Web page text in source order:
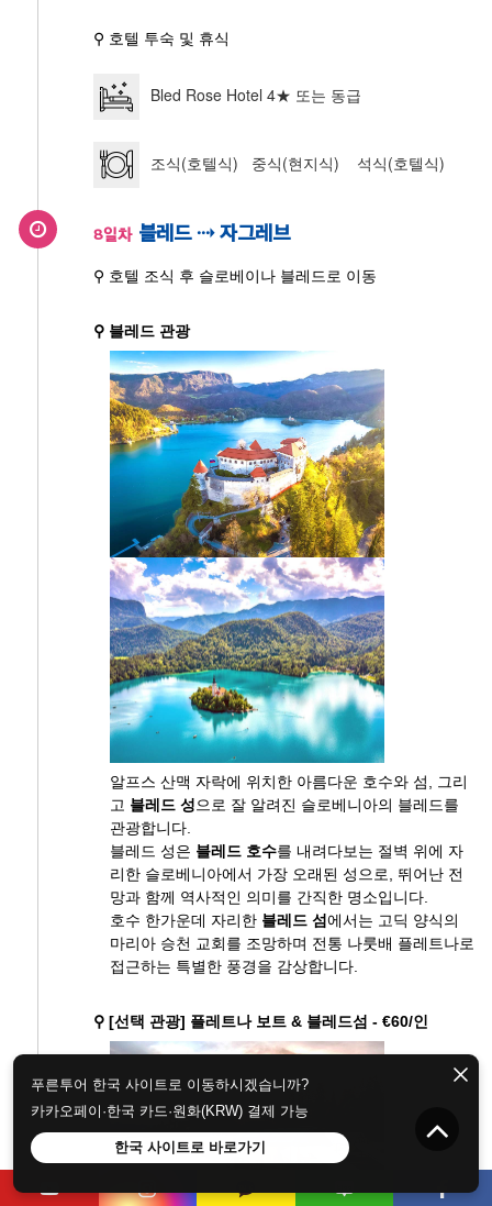
⚲ 호텔 투숙 및 휴식
Bled Rose Hotel 4★ 또는 동급
조식(호텔식) 중식(현지식) 석식(호텔식)
8일차 블레드 ⇢ 자그레브
⚲ 호텔 조식 후 슬로베이나 블레드로 이동
⚲ 블레드 관광
알프스 산맥 자락에 위치한 아름다운 호수와 섬, 그리
고 블레드 성으로 잘 알려진 슬로베니아의 블레드를
관광합니다.
블레드 성은 블레드 호수를 내려다보는 절벽 위에 자
리한 슬로베니아에서 가장 오래된 성으로, 뛰어난 전
망과 함께 역사적인 의미를 간직한 명소입니다.
호수 한가운데 자리한 블레드 섬에서는 고딕 양식의
마리아 승천 교회를 조망하며 전통 나룻배 플레트나로
접근하는 특별한 풍경을 감상합니다.
⚲ [선택 관광] 플레트나 보트 & 블레드섬 - €60/인
푸른투어 한국 사이트로 이동하시겠습니까?
카카오페이·한국 카드·원화(KRW) 결제 가능
한국 사이트로 바로가기